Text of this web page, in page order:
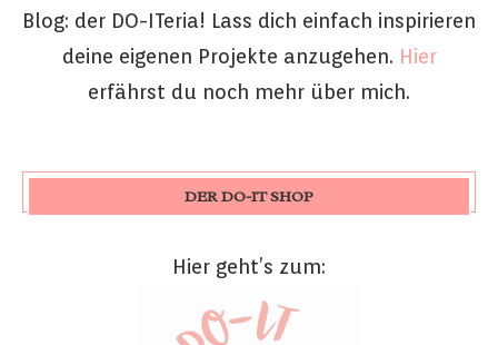
Blog: der DO-ITeria! Lass dich einfach inspirieren
deine eigenen Projekte anzugehen. Hier
erfährst du noch mehr über mich.
DER DO-IT SHOP
Hier geht’s zum: